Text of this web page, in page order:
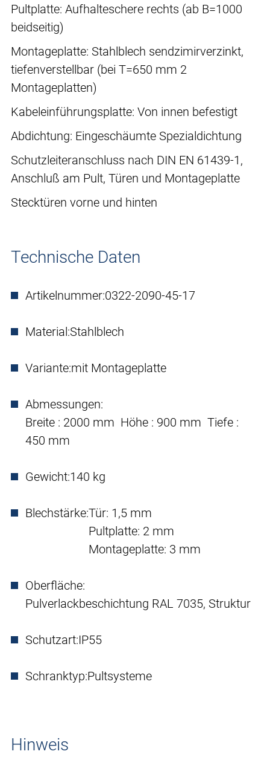
Pultplatte: Aufhalteschere rechts (ab B=1000
beidseitig)
Montageplatte: Stahlblech sendzimirverzinkt,
tiefenverstellbar (bei T=650 mm 2
Montageplatten)
Kabeleinführungsplatte: Von innen befestigt
Abdichtung: Eingeschäumte Spezialdichtung
Schutzleiteranschluss nach DIN EN 61439-1,
Anschluß am Pult, Türen und Montageplatte
Stecktüren vorne und hinten
Technische Daten
Artikelnummer:0322-2090-45-17
Material:Stahlblech
Variante:mit Montageplatte
Abmessungen:
Breite : 2000 mm Höhe : 900 mm Tiefe :
450 mm
Gewicht:140 kg
Blechstärke:Tür: 1,5 mm
Pultplatte: 2 mm
Montageplatte: 3 mm
Oberfläche:
Pulverlackbeschichtung RAL 7035, Struktur
Schutzart:IP55
Schranktyp:Pultsysteme
Hinweis